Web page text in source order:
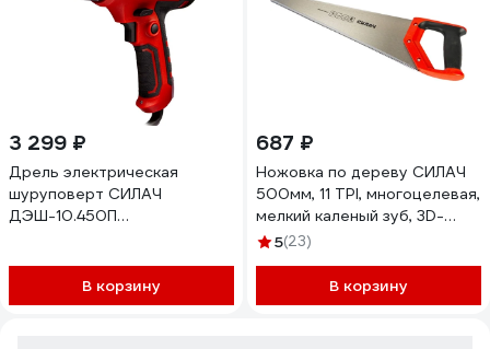
3 299 ₽
Дрель электрическая
шуруповерт СИЛАЧ
ДЭШ-10.450П
(1/10) 024106В корзину
687 ₽
Ножовка по дереву СИЛАЧ
500мм, 11 TPI, многоцелевая,
мелкий каленый зуб, 3D-
заточка, 2х комп рук-ка
5(23)
В корзину